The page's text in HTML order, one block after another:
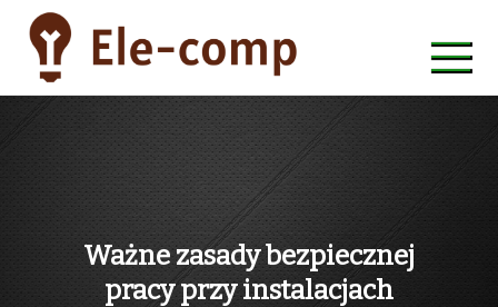
content
ele-comp
Ważne zasady bezpiecznej
pracy przy instalacjach